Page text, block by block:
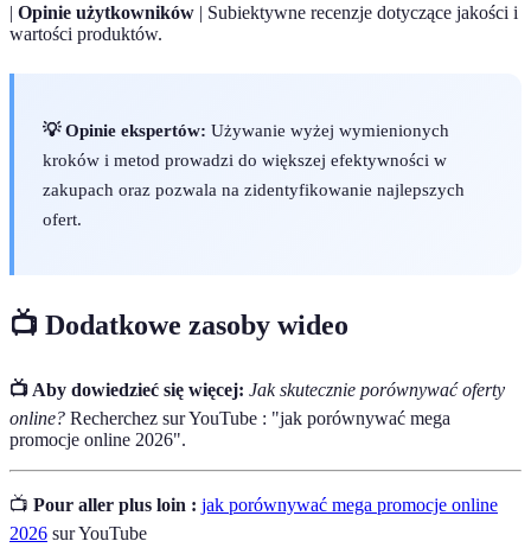
| Opinie użytkowników | Subiektywne recenzje dotyczące jakości i
wartości produktów.
💡 Opinie ekspertów: Używanie wyżej wymienionych
kroków i metod prowadzi do większej efektywności w
zakupach oraz pozwala na zidentyfikowanie najlepszych
ofert.
📺 Dodatkowe zasoby wideo
📺 Aby dowiedzieć się więcej: Jak skutecznie porównywać oferty
online? Recherchez sur YouTube : "jak porównywać mega
promocje online 2026".
📺 Pour aller plus loin : jak porównywać mega promocje online
2026 sur YouTube